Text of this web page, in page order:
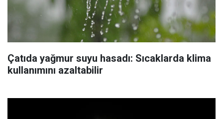
Çatıda yağmur suyu hasadı: Sıcaklarda klima
kullanımını azaltabilir